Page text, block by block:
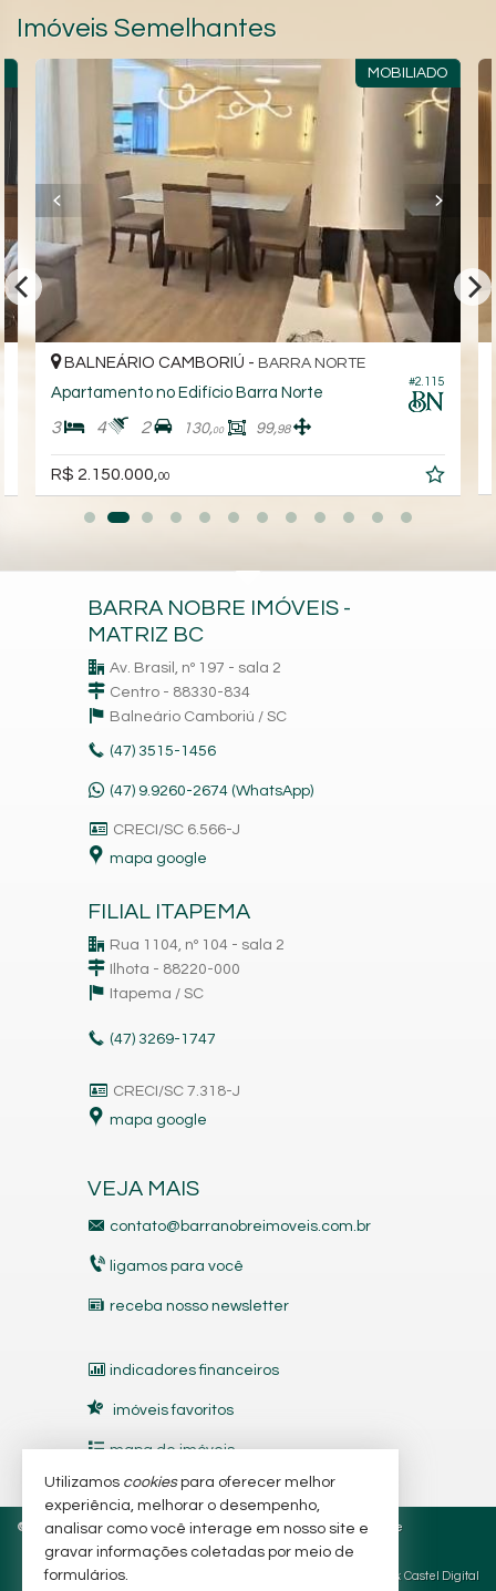
Imóveis Semelhantes
MOBILIADO
#2.115
BALNEÁRIO CAMBORIÚ - BARRA NORTE
Apartamento no Edifício Barra Norte
3 4 2 130,00 99,98
R$ 2.150.000,00
BARRA NOBRE IMÓVEIS -
MATRIZ BC
Av. Brasil, nº 197 - sala 2
Centro - 88330-834
Balneário Camboriú / SC
(47) 3515-1456
(47) 9.9260-2674 (WhatsApp)
CRECI/SC 6.566-J
mapa google
FILIAL ITAPEMA
Rua 1104, nº 104 - sala 2
Ilhota - 88220-000
Itapema / SC
(47) 3269-1747
CRECI/SC 7.318-J
mapa google
VEJA MAIS
contato@barranobreimoveis.com.br
ligamos para você
receba nosso newsletter
indicadores financeiros
imóveis favoritos
mapa de imóveis
© 2026 CRECI/SC 6.566-J e 7.318-J Política de Privacidade
Site para imobiliárias: Castel Digital
Utilizamos cookiespara oferecer melhor
experiência, melhorar o desempenho,
analisar como você interage em nosso site e
gravar informações coletadas por meio de
formulários.